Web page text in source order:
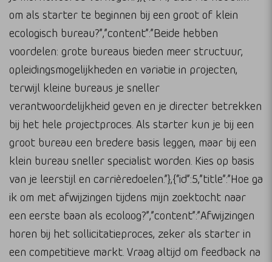
om als starter te beginnen bij een groot of klein
ecologisch bureau?”,”content”:”Beide hebben
voordelen: grote bureaus bieden meer structuur,
opleidingsmogelijkheden en variatie in projecten,
terwijl kleine bureaus je sneller
verantwoordelijkheid geven en je directer betrekken
bij het hele projectproces. Als starter kun je bij een
groot bureau een bredere basis leggen, maar bij een
klein bureau sneller specialist worden. Kies op basis
van je leerstijl en carrièredoelen.”},{“id”:5,”title”:”Hoe ga
ik om met afwijzingen tijdens mijn zoektocht naar
een eerste baan als ecoloog?”,”content”:”Afwijzingen
horen bij het sollicitatieproces, zeker als starter in
een competitieve markt. Vraag altijd om feedback na